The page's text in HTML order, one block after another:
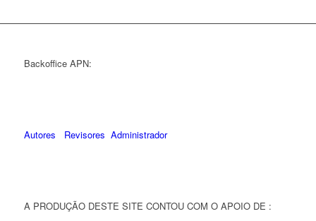
Backoffice APN:
Autores Revisores Administrador
A PRODUÇÃO DESTE SITE CONTOU COM O APOIO DE :